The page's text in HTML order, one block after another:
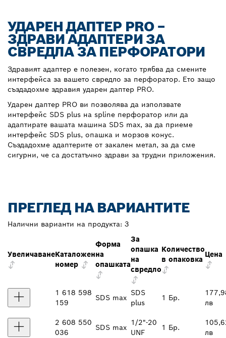
УДАРЕН ДАПТЕР PRO –
ЗДРАВИ АДАПТЕРИ ЗА
СВРЕДЛА ЗА ПЕРФОРАТОРИ
Здравият адаптер е полезен, когато трябва да смените
интерфейса за вашето свредло за перфоратор. Ето защо
създадохме здравия ударен даптер PRO.
Ударен даптер PRO ви позволява да използвате
интерфейс SDS plus на spline перфоратор или да
адаптирате вашата машина SDS max, за да приеме
интерфейс SDS plus, опашка и морзов конус.
Създадохме адаптерите от закален метал, за да сме
сигурни, че са достатъчно здрави за трудни приложения.
ПРЕГЛЕД НА ВАРИАНТИТЕ
Налични варианти на продукта: 3
УвеличаванеКаталожен
номер
Форма
на
опашката
За
опашка
на
свредло
Количество
в опаковка
Цена
1 618 598
159
SDS max
SDS
plus
1 Бр.
лв
2 608 550
036
SDS max
1/2"-20
UNF
1 Бр.
лв